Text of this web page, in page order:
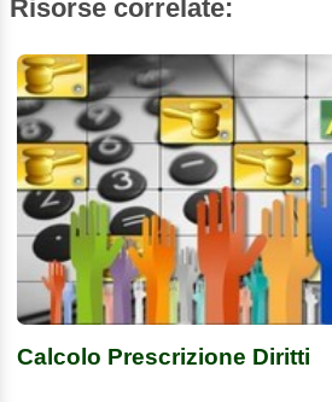
Risorse correlate:
Calcolo Prescrizione Diritti